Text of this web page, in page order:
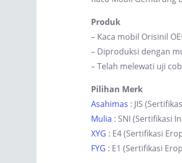
Produk
– Kaca mobil Orisinil
– Diproduksi dengan
– Telah melewati uji
Pilihan Merk
Asahimas : JIS
Mulia : SNI (Sertifikasi
XYG : E4 (Sertifikasi
FYG : E1 (Sertifikasi